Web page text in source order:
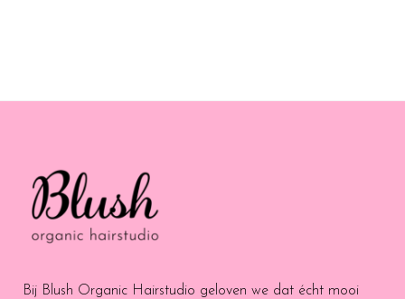
Bij Blush Organic Hairstudio geloven we dat écht mooi